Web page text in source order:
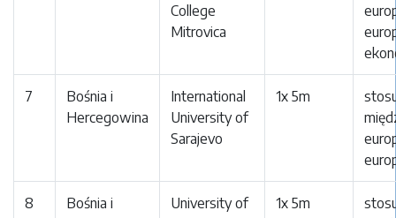
College
Mitrovica
7
Bośnia i
Hercegowina
International
University of
Sarajevo
1x 5m
8
Bośnia i
University of
1x 5m